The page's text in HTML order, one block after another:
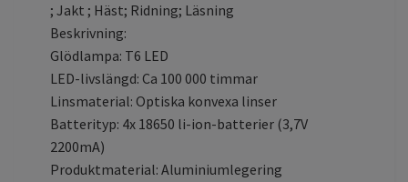
; Jakt ; Häst; Ridning; Läsning
Beskrivning:
Glödlampa: T6 LED
LED-livslängd: Ca 100 000 timmar
Linsmaterial: Optiska konvexa linser
Batterityp: 4x 18650 li-ion-batterier (3,7V
2200mA)
Produktmaterial: Aluminiumlegering